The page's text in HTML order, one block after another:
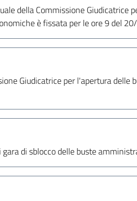
della Commissione
è fissata per le ore 9 del
Giudicatrice per l'apertura
gara di sblocco delle buste